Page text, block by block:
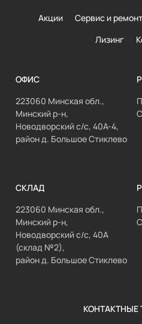
Акции Сервис и ремонт
Лизинг
ОФИС
223060 Минская обл.,
Минский р-н,
Новодворский с/с, 40А-4,
район д. Большое Стиклево
СКЛАД
223060 Минская обл.,
Минский р-н,
Новодворский с/с, 40А
(склад №2),
район д. Большое Стиклево
КОНТАКТНЫЕ